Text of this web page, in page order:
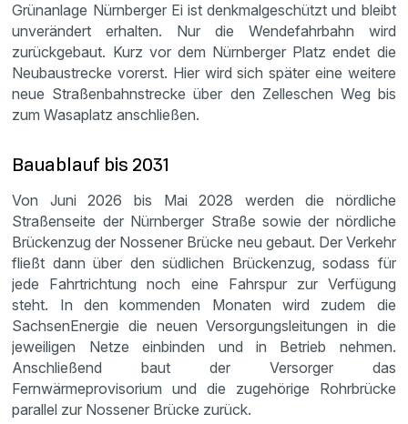
Grünanlage Nürnberger Ei ist denkmalgeschützt und bleibt
unverändert erhalten. Nur die Wendefahrbahn wird
zurückgebaut. Kurz vor dem Nürnberger Platz endet die
Neubaustrecke vorerst. Hier wird sich später eine weitere
neue Straßenbahnstrecke über den Zelleschen Weg bis
zum Wasaplatz anschließen.
Bauablauf bis 2031
Von Juni 2026 bis Mai 2028 werden die nördliche
Straßenseite der Nürnberger Straße sowie der nördliche
Brückenzug der Nossener Brücke neu gebaut. Der Verkehr
fließt dann über den südlichen Brückenzug, sodass für
jede Fahrtrichtung noch eine Fahrspur zur Verfügung
steht. In den kommenden Monaten wird zudem die
SachsenEnergie die neuen Versorgungsleitungen in die
jeweiligen Netze einbinden und in Betrieb nehmen.
Anschließend baut der Versorger das
Fernwärmeprovisorium und die zugehörige Rohrbrücke
parallel zur Nossener Brücke zurück.